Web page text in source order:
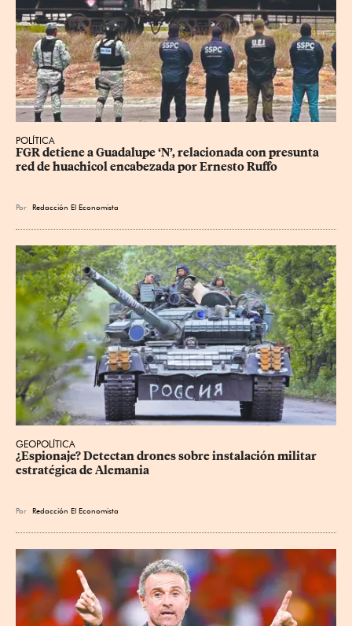
POLÍTICA
FGR detiene a Guadalupe ‘N’, relacionada con presunta
red de huachicol encabezada por Ernesto Ruffo
Por Redacción El Economista
GEOPOLÍTICA
¿Espionaje? Detectan drones sobre instalación militar
estratégica de Alemania
Por Redacción El Economista